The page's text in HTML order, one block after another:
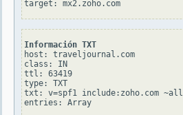
Información TXT
host: traveljournal.com
class: IN
ttl: 63419
type: TXT
txt: v=spf1 include:zoho.com ~all